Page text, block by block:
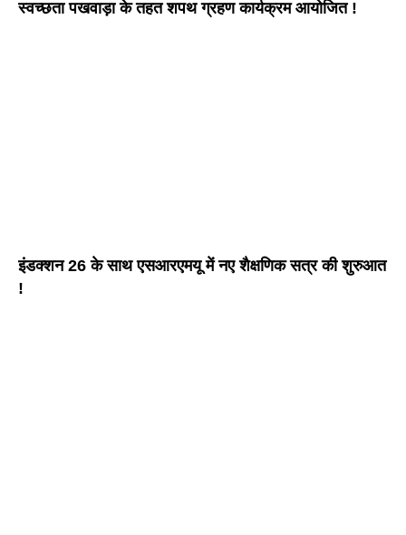
स्वच्छता पखवाड़ा के तहत शपथ ग्रहण कार्यक्रम आयोजित !
इंडक्शन 26 के साथ एसआरएमयू में नए शैक्षणिक सत्र की शुरुआत
!